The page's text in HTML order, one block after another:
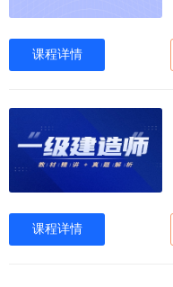
课程详情
课程详情